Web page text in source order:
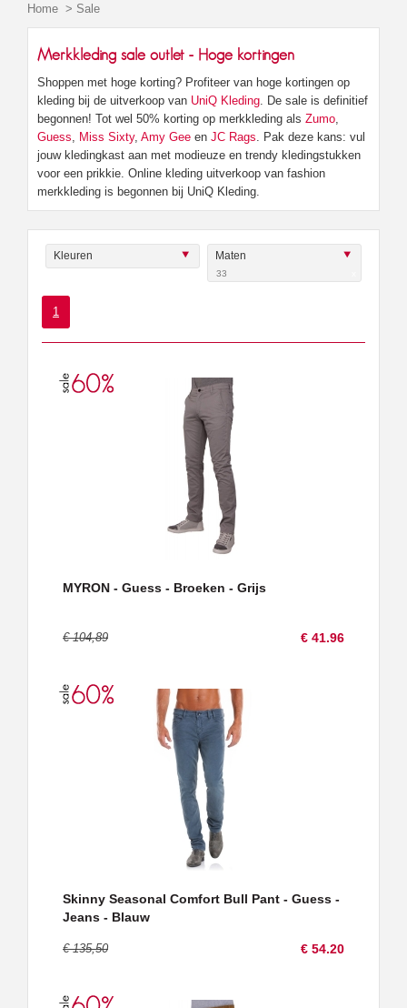
Home > Sale
Merkkleding sale outlet - Hoge kortingen
Shoppen met hoge korting? Profiteer van hoge kortingen op
kleding bij de uitverkoop van UniQ Kleding . De sale is definitief
begonnen! Tot wel 50% korting op merkkleding als Zumo
Guess
Miss Sixty, Amy Gee en JC Rags . Pak deze kans: vul
jouw kledingkast aan met modieuze en trendy kledingstukken
voor een prikkie. Online kleding uitverkoop van fashion
merkkleding is begonnen bij UniQ Kleding.
Kleuren Maten
33
1
MYRON - Guess - Broeken - Grijs
€ 104,89 € 41.96
Skinny Seasonal Comfort Bull Pant - Guess -
Jeans - Blauw
€ 135,50 € 54.20